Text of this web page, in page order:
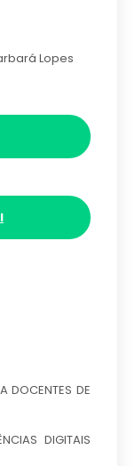
Lopes
DOCENTES DE
DIGITAIS